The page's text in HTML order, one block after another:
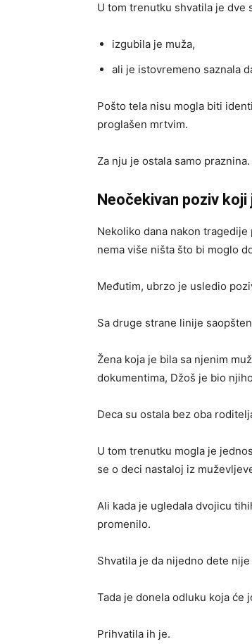
U tom trenutku shvatila je dve
izgubila je muža,
ali je istovremeno saznala
Pošto tela nisu mogla biti
proglašen mrtvim.
Za nju je ostala samo praznina.
Neočekivan poziv
Nekoliko dana nakon
nema više ništa što bi moglo
Međutim, ubrzo je usledio
Sa druge strane linije
Žena koja je bila sa njenim
dokumentima, Džoš je bio
Deca su ostala bez oba
U tom trenutku mogla je
se o deci nastaloj iz
Ali kada je ugledala dvojicu
promenilo.
Shvatila je da nijedno dete
Tada je donela odluku koja će
Prihvatila ih je.